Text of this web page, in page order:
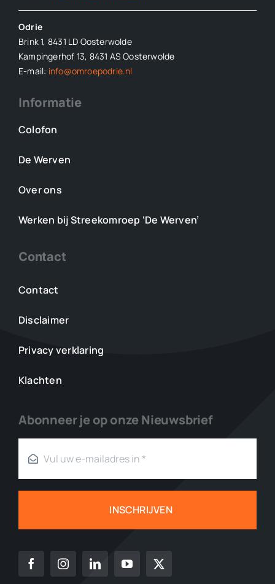
Odrie
Brink 1, 8431 LD Oosterwolde
Kampingerhof 13, 8431 AS Oosterwolde
E-mail: info@omroepodrie.nl
Informatie
Colofon
De Werven
Over ons
Werken bij Streekomroep ‘De Werven’
Contact
Contact
Disclaimer
Privacy verklaring
Klachten
Abonneer je op onze Nieuwsbrief
INSCHRIJVEN